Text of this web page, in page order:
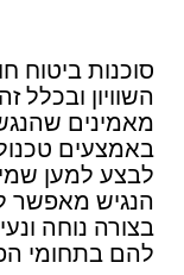
בדיקת תיק
ניהול ותכנון
פתרונות לחסכון
תכנון לגיל
הסדרים
מרכז מידע
מאמרים
מילון מונחים
מידע ללקוח –
שרות לקוחות
אמנת שירות
צור קשר
סוכנות ביטוח
השוויון ובכלל
מאמינים
באמצעים
לבצע למען
הנגיש מאפשר
בצורה נוחה
להם בתחומי